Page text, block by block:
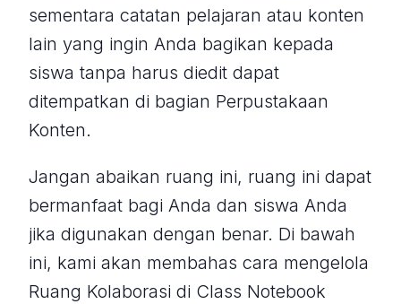
sementara catatan pelajaran atau konten
lain yang ingin Anda bagikan kepada
siswa tanpa harus diedit dapat
ditempatkan di bagian Perpustakaan
Konten.
Jangan abaikan ruang ini, ruang ini dapat
bermanfaat bagi Anda dan siswa Anda
jika digunakan dengan benar. Di bawah
ini, kami akan membahas cara mengelola
Ruang Kolaborasi di Class Notebook